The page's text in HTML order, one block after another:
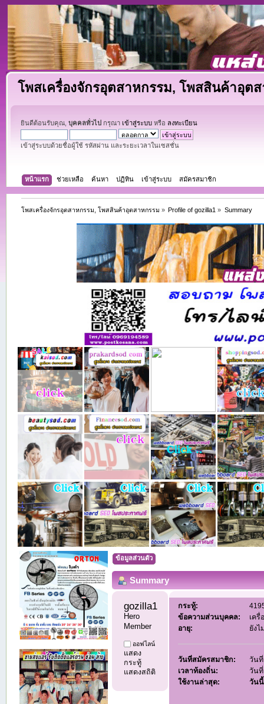
โพสเครื่องจักรอุตสาหกรรม, โพสสินค้าอุต
ยินดีต้อนรับคุณ, บุคคลทั่วไป กรุณา เข้าสู่ระบบหรือ ลงทะเบียน
เข้าสู่ระบบด้วยชื่อผู้ใช้ รหัสผ่าน และระยะเวลาในเซสชั่น
หน้าแรก ช่วยเหลือ ค้นหา ปฏิทิน เข้าสู่ระบบ สมัครสมาชิก
โพสเครื่องจักรอุตสาหกรรม, โพสสินค้าอุตสาหกรรม » Profile of gozilla1 » Summary
ข้อมูลส่วนตัว
Summary
gozilla1
Hero
Member
ออฟไลน์
แสดง
กระทู้
แสดงสถิติ
กระทู้:
ข้อความส่วนบุคคล:
เค
อายุ:
ยัง
วันที่สมัครสมาชิก:
วันที่
เวลาท้องถิ่น:
วันที่
ใช้งานล่าสุด:
วันนี้